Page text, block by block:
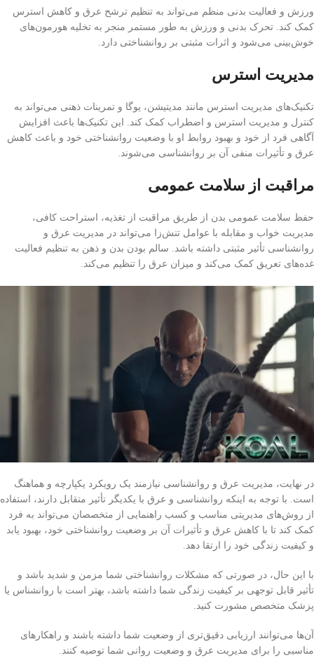
ورزش و فعالیت بدنی منظم می‌تواند به تنظیم ترشح عرق و کاهش استرس
کمک کند. تحرک بدنی و ورزش به طور مستمر منجر به تخلیه هورمون‌های
خوش‌بینی می‌شود و اثرات مثبتی بر روانشناختی دارد.
مدیریت استرس
تکنیک‌های مدیریت استرس مانند مدیتیشن، یوگا و تمرینات ذهنی می‌تواند به
کنترل و مدیریت استرس و اضطراب کمک کند. این تکنیک‌ها باعث افزایش
آگاهی فرد از خود و بهبود روابط او با وضعیت روانشناختی خود و باعث کاهش
عرق و تأثیرات منفی آن بر روانشناسی می‌شوند.
مراقبت از سلامت عمومی
حفظ سلامت عمومی بدن از طریق مراقبت از تغذیه، استراحت کافی،
مدیریت خواب و مقابله با عوامل تنش‌زا می‌تواند در مدیریت عرق و
روانشناسی تأثیر مثبتی داشته باشد. سالم بودن بدن و ذهن به تنظیم فعالیت
غده‌های تعریق کمک می‌کند و میزان عرق را تنظیم می‌کند.
در نهایت، مدیریت عرق و روانشناسی نیازمند یک رویکرد یکپارچه و هماهنگ
است. با توجه به اینکه روانشناسی و عرق با یکدیگر تأثیر متقابل دارند، استفاده
از روش‌های مدیریتی مناسب و کسب راهنمایی از متخصصان می‌تواند به فرد
کمک کند تا با کاهش عرق و تأثیرات آن بر وضعیت روانشناختی خود، بهبود یابد
و کیفیت زندگی خود را ارتقا دهد.
با این حال، در صورتی که مشکلات روانشناختی شما مزمن و شدید باشد و
تأثیر قابل توجهی بر کیفیت زندگی شما داشته باشد، بهتر است با روانشناس یا
پزشک متخصص مشورت کنید.
آن‌ها می‌توانند ارزیابی دقیق‌تری از وضعیت شما داشته باشند و راهکارهای
مناسبی را برای مدیریت عرق و وضعیت روانی شما توصیه کنند.